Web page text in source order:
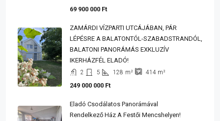
69 900 000 Ft
ZAMÁRDI VÍZPARTI UTCÁJÁBAN, PÁR
LÉPÉSRE A BALATONTÓL-SZABADSTRANDÓL,
BALATONI PANORÁMÁS EXKLUZÍV
IKERHÁZFÉL ELADÓ!
2 5 128 m² 414 m²
249 000 000 Ft
Eladó Csodálatos Panorámával
Rendelkező Ház A Festői Mencshelyen!